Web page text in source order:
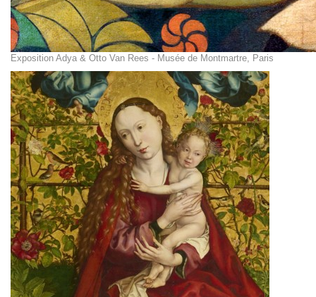
Exposition Adya & Otto Van Rees - Musée de Montmartre, Paris